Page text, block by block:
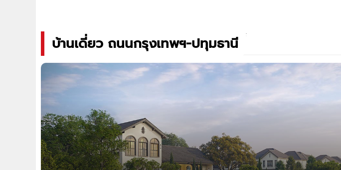
บ้านเดี่ยว ถนนกรุงเทพฯ-ปทุมธานี